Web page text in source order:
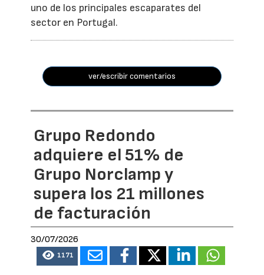
uno de los principales escaparates del
sector en Portugal.
ver/escribir comentarios
Grupo Redondo
adquiere el 51% de
Grupo Norclamp y
supera los 21 millones
de facturación
30/07/2026
1171